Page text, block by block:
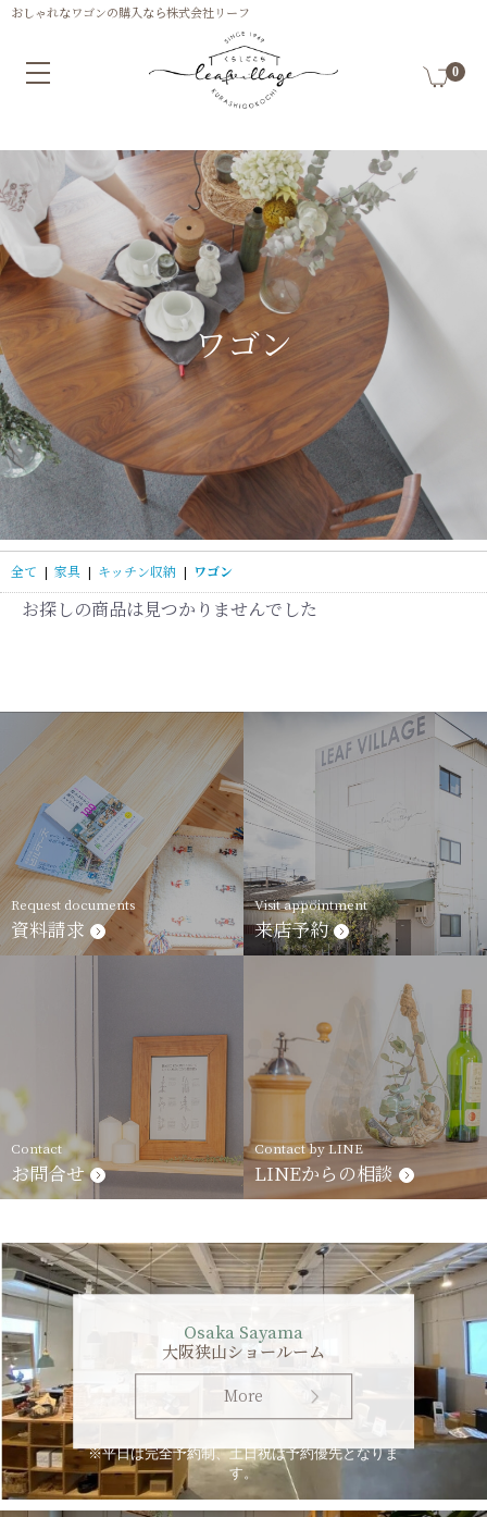
0
ワゴン
全て | 家具 | キッチン収納 | ワゴン
お探しの商品は見つかりませんでした
Request documents
資料請求
Visit appointment
来店予約
Contact
お問合せ
Contact by LINE
LINEからの相談
Osaka Sayama
大阪狭山ショールーム
More
※平日は完全予約制、土日祝は予約優先となりま
す。